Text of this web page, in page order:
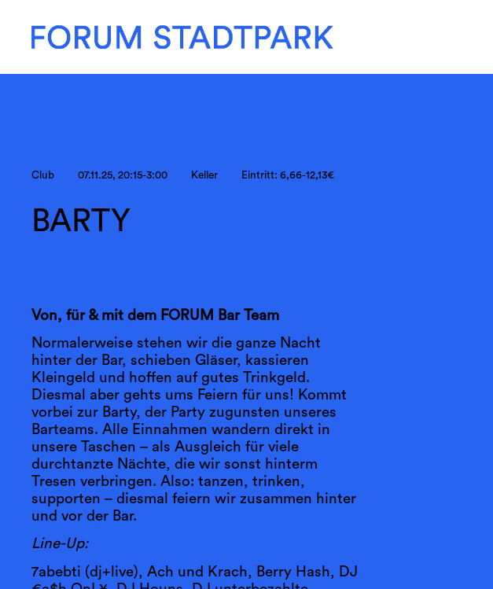
Club 07.11.25, 20:15-3:00 Keller Eintritt: 6,66-12,13€
BARTY
Von, für & mit dem FORUM Bar Team
Normalerweise stehen wir die ganze Nacht
hinter der Bar, schieben Gläser, kassieren
Kleingeld und hoffen auf gutes Trinkgeld.
Diesmal aber gehts ums Feiern für uns! Kommt
vorbei zur Barty, der Party zugunsten unseres
Barteams. Alle Einnahmen wandern direkt in
unsere Taschen – als Ausgleich für viele
durchtanzte Nächte, die wir sonst hinterm
Tresen verbringen. Also: tanzen, trinken,
supporten – diesmal feiern wir zusammen hinter
und vor der Bar.
Line-Up:
7abebti (dj+live), Ach und Krach, Berry Hash, DJ